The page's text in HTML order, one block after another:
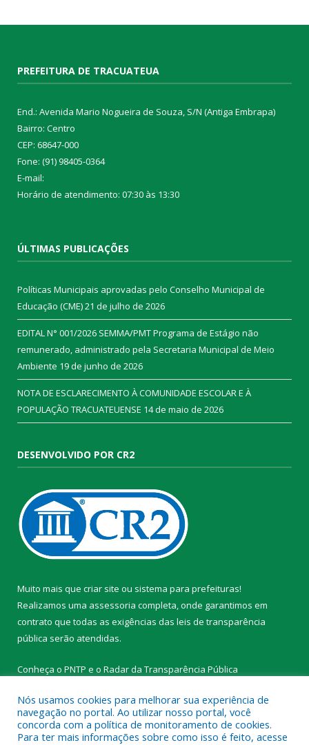
PREFEITURA DE TRACUATEUA
End.: Avenida Mario Nogueira de Souza, S/N (Antiga Embrapa)
Bairro: Centro
CEP: 68647-000
Fone: (91) 98405-0364
E-mail:
Horário de atendimento: 07:30 às 13:30
ÚLTIMAS PUBLICAÇÕES
Políticas Municipais aprovadas pelo Conselho Municipal de
Educação (CME)21 de julho de 2026
EDITAL N° 001/2026 SEMMA/PMT Programa de Estágio não
remunerado, administrado pela Secretaria Municipal de Meio
Ambiente 19 de junho de 2026
NOTA DE ESCLARECIMENTO À COMUNIDADE ESCOLAR E À
POPULAÇÃO TRACUATEUENSE 14 de maio de 2026
DESENVOLVIDO POR CR2
Muito mais que criar site ou sistema para prefeituras!
Realizamos uma assessoria completa, onde garantimos em
contrato que todas as exigências das leis de transparência
pública serão atendidas.
Conheça o PNTP e o Radar da Transparência Pública
Todos os direitos reservados a Prefeitura Municipal de
Nós usamos cookies para melhorar sua experiência de
navegação no portal. Ao utilizar nosso portal, você
concorda com a política de monitoramento de cookies.
Para ter mais informações sobre como isso é feito, acesse